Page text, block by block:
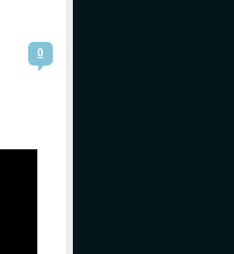
0